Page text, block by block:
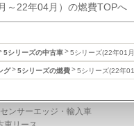
～22年04月）の燃費TOPへ
5シリーズの中古車 5シリーズ(22年01
グ 5シリーズの燃費 5シリーズ(22年
ンサーエッジ・輸入車